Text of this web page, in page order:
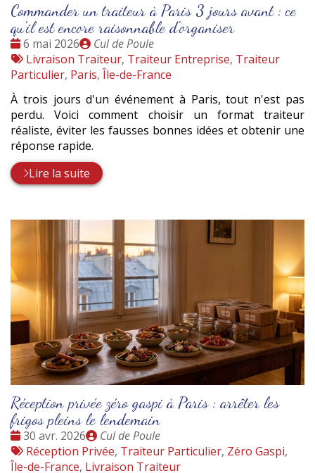
Commander un traiteur à Paris 3 jours avant : ce
qu'il est encore raisonnable d'organiser
Date
:
6 mai 2026
Publié
par
Cul de Poule
Tags
:
Livraison Traiteur, Traiteur Entreprise, Traiteur
Particulier, Paris, Île-de-France
À trois jours d'un événement à Paris, tout n'est pas
perdu. Voici comment choisir un format traiteur
réaliste, éviter les fausses bonnes idées et obtenir une
réponse rapide.
Lire la suite
Réception privée zéro gaspi à Paris : arrêter les
frigos pleins le lendemain
Date
:
30 avr. 2026
Publié
par
Cul de Poule
Tags
:
Réception Privée, Traiteur Particulier, Zéro Gaspi,
Île-de-France, Livraison Traiteur